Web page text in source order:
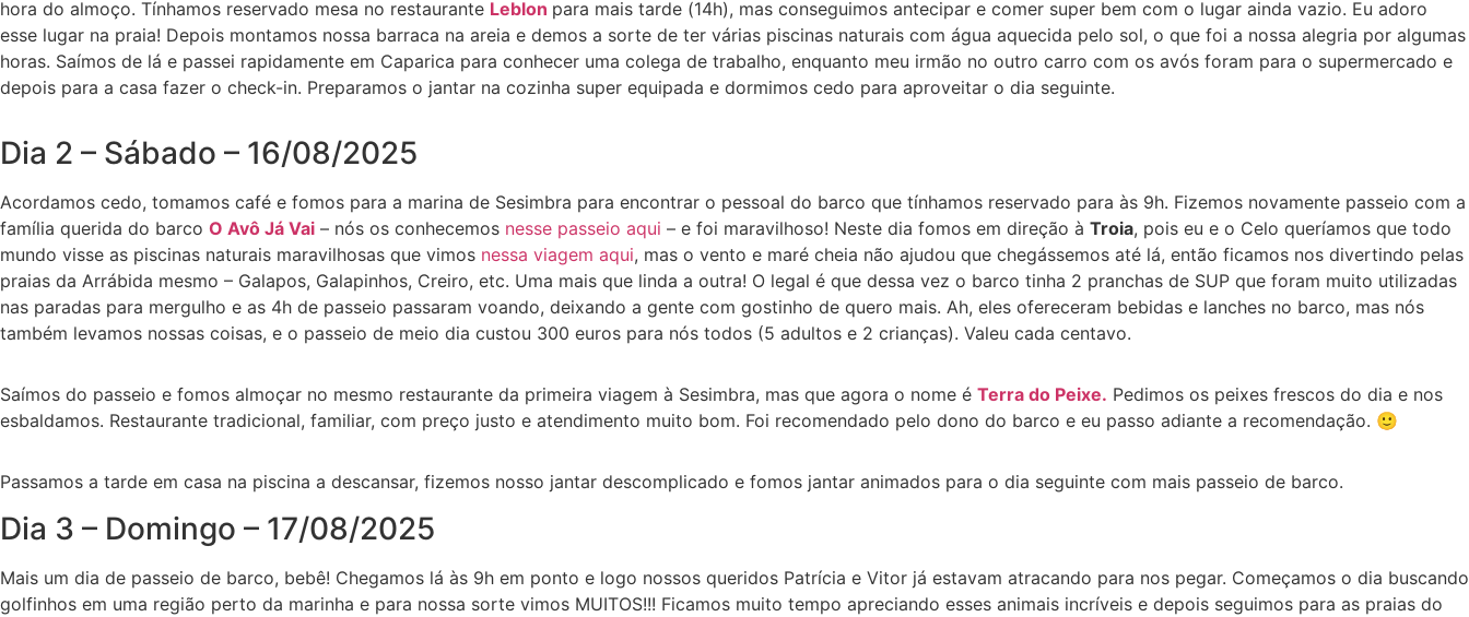
hora do almoço. Tínhamos reservado mesa no restaurante Leblon para mais tarde (14h), mas conseguimos antecipar e comer super bem com o lugar ainda vazio. Eu adoro
esse lugar na praia! Depois montamos nossa barraca na areia e demos a sorte de ter várias piscinas naturais com água aquecida pelo sol, o que foi a nossa alegria por algumas
horas. Saímos de lá e passei rapidamente em Caparica para conhecer uma colega de trabalho, enquanto meu irmão no outro carro com os avós foram para o supermercado e
depois para a casa fazer o check-in. Preparamos o jantar na cozinha super equipada e dormimos cedo para aproveitar o dia seguinte.
Dia 2 – Sábado – 16/08/2025
Acordamos cedo, tomamos café e fomos para a marina de Sesimbra para encontrar o pessoal do barco que tínhamos reservado para às 9h. Fizemos novamente passeio com a
família querida do barco O Avô Já Vai – nós os conhecemos nesse passeio aqui – e foi maravilhoso! Neste dia fomos em direção à Troia, pois eu e o Celo queríamos que todo
mundo visse as piscinas naturais maravilhosas que vimos nessa viagem aqui, mas o vento e maré cheia não ajudou que chegássemos até lá, então ficamos nos divertindo pelas
praias da Arrábida mesmo – Galapos, Galapinhos, Creiro, etc. Uma mais que linda a outra! O legal é que dessa vez o barco tinha 2 pranchas de SUP que foram muito utilizadas
nas paradas para mergulho e as 4h de passeio passaram voando, deixando a gente com gostinho de quero mais. Ah, eles ofereceram bebidas e lanches no barco, mas nós
também levamos nossas coisas, e o passeio de meio dia custou 300 euros para nós todos (5 adultos e 2 crianças). Valeu cada centavo.
Saímos do passeio e fomos almoçar no mesmo restaurante da primeira viagem à Sesimbra, mas que agora o nome é Terra do Peixe. Pedimos os peixes frescos do dia e nos
esbaldamos. Restaurante tradicional, familiar, com preço justo e atendimento muito bom. Foi recomendado pelo dono do barco e eu passo adiante a recomendação. 🙂
Passamos a tarde em casa na piscina a descansar, fizemos nosso jantar descomplicado e fomos jantar animados para o dia seguinte com mais passeio de barco.
Dia 3 – Domingo – 17/08/2025
Mais um dia de passeio de barco, bebê! Chegamos lá às 9h em ponto e logo nossos queridos Patrícia e Vitor já estavam atracando para nos pegar. Começamos o dia buscando
golfinhos em uma região perto da marinha e para nossa sorte vimos MUITOS!!! Ficamos muito tempo apreciando esses animais incríveis e depois seguimos para as praias do